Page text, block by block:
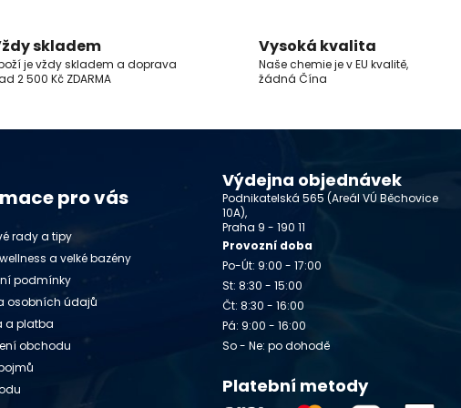
skladem
je vždy skladem a doprava
2 500 Kč ZDARMA
Vysoká kvalita
Naše chemie je v EU kvalitě,
žádná Čína
pro vás
rady a tipy
a velké bazény
podmínky
osobních údajů
a platba
obchodu
Výdejna objednávek
Podnikatelská 565 (Areál VÚ Běchovice
10A),
Praha 9 - 190 11
Provozní doba
Po-Út: 9:00 - 17:00
St: 8:30 - 15:00
Čt: 8:30 - 16:00
Pá: 9:00 - 16:00
So - Ne: po dohodě
Platební metody